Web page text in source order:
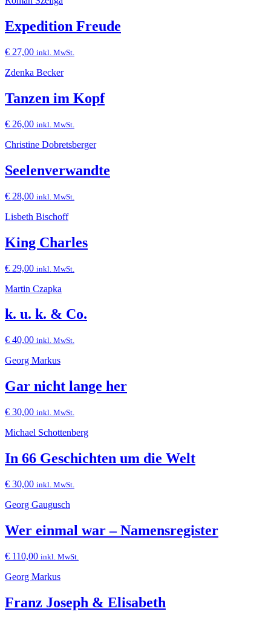
Expedition Freude
€ 27,00 inkl. MwSt.
Zdenka Becker
Tanzen im Kopf
€ 26,00 inkl. MwSt.
Christine Dobretsberger
Seelenverwandte
€ 28,00 inkl. MwSt.
Lisbeth Bischoff
King Charles
€ 29,00 inkl. MwSt.
Martin Czapka
k. u. k. & Co.
€ 40,00 inkl. MwSt.
Georg Markus
Gar nicht lange her
€ 30,00 inkl. MwSt.
Michael Schottenberg
In 66 Geschichten um die Welt
€ 30,00 inkl. MwSt.
Georg Gaugusch
Wer einmal war – Namensregister
€ 110,00 inkl. MwSt.
Georg Markus
Franz Joseph & Elisabeth